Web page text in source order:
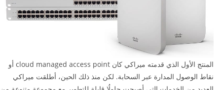
المنتج الأول الذي قدمته ميراكي كان cloud managed access point أو
نقاط الوصول المدارة عبر السحابة. لكن منذ ذلك الحين، أطلقت ميراكي